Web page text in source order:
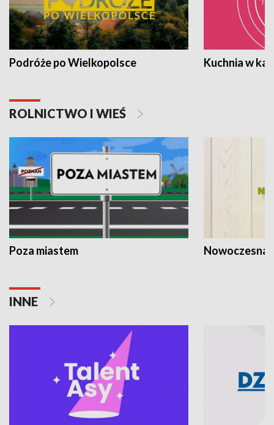
Podróże po Wielkopolsce Kuchnia w
ROLNICTWO I WIEŚ
Poza miastem Nowoczesna
INNE